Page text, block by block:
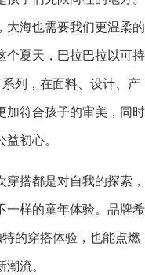
大海也需要我们更温柔的
个夏天，巴拉巴拉以可持
列，在面料、设计、产
加符合孩子的审美，同时
初心。
搭都是对自我的探索，
一样的童年体验。品牌希
的穿搭体验，也能点燃
流。